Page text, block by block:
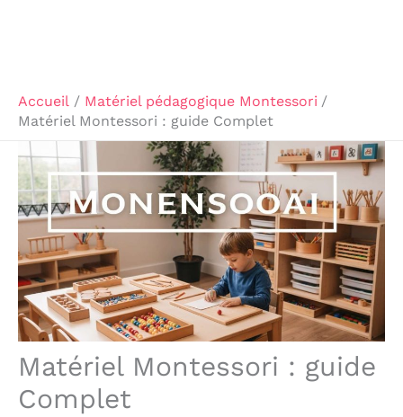
Accueil
Matériel pédagogique Montessori
Matériel Montessori : guide Complet
Matériel Montessori : guide
Complet